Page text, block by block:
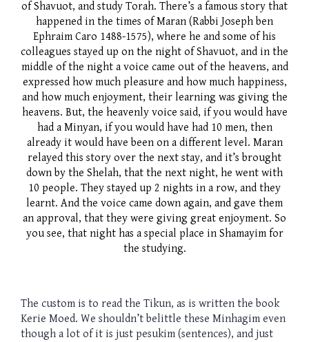
ofShavuot, and study Torah. There’s a famous story that
happened in the times of Maran (Rabbi Joseph ben
Ephraim Caro 1488-1575), where he and some of his
colleagues stayed up on the night ofShavuot, and in the
middle of the night a voice came out of the heavens, and
expressed how much pleasure and how much happiness,
and how much enjoyment, their learning was giving the
heavens. But, the heavenly voice said, if you would have
had a Minyan, if you would have had 10 men, then
already it would have been on a different level. Maran
relayed this story over the next stay, and it’s brought
down by the Shelah, that the next night, he went with
10 people. They stayed up 2 nights in a row, and they
learnt. And the voice came down again, and gave them
an approval, that they were giving great enjoyment. So
you see, that night has a special place in Shamayim for
the studying.
The custom is to read the Tikun, as is written the book
Kerie Moed. We shouldn’t belittle these Minhagim even
though a lot of it is just pesukim (sentences), and just